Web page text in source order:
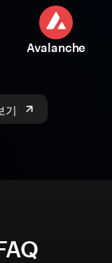
Avalanche
기